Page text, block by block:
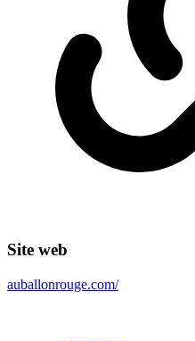
Site web
auballonrouge.com/